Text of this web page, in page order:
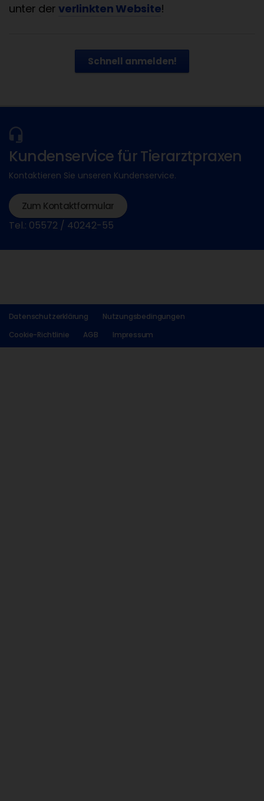
unter derverlinkten Website!
Schnell anmelden!
Kundenservice für Tierarztpraxen
Kontaktieren Sie unseren Kundenservice.
Zum Kontaktformular
Tel.: 05572 / 40242-55
Datenschutzerklärung
Nutzungsbedingungen
Cookie-Richtlinie
AGB Impressum